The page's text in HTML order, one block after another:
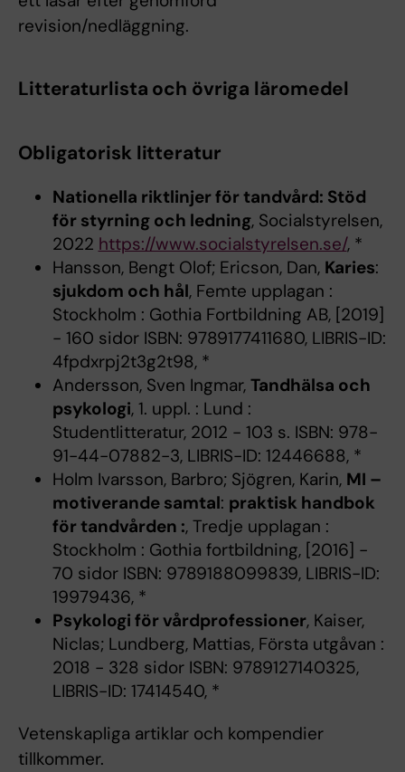
revision/nedläggning.
Litteraturlista och övriga läromedel
Obligatorisk litteratur
Nationella riktlinjer för tandvård: Stöd
för styrning och ledning, Socialstyrelsen,
2022 https://www.socialstyrelsen.se/, *
Hansson, Bengt Olof; Ericson, Dan, Karies:
sjukdom och hål, Femte upplagan :
Stockholm : Gothia Fortbildning AB, [2019]
- 160 sidor ISBN: 9789177411680, LIBRIS-ID:
4fpdxrpj2t3g2t98, *
Andersson, Sven Ingmar, Tandhälsa och
psykologi, 1. uppl. : Lund :
Studentlitteratur, 2012 - 103 s. ISBN: 978-
91-44-07882-3, LIBRIS-ID: 12446688, *
Holm Ivarsson, Barbro; Sjögren, Karin, MI –
motiverande samtal: praktisk handbok
för tandvården :, Tredje upplagan :
Stockholm : Gothia fortbildning, [2016] -
70 sidor ISBN: 9789188099839, LIBRIS-ID:
19979436, *
Psykologi för vårdprofessioner, Kaiser,
Niclas; Lundberg, Mattias, Första utgåvan :
2018 - 328 sidor ISBN: 9789127140325,
LIBRIS-ID: 17414540, *
Vetenskapliga artiklar och kompendier
tillkommer.